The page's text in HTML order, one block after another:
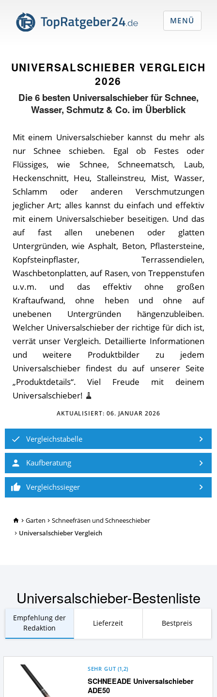
TopRatgeber24.de
Garten
Schneefräsen und Schneeschieber
Universalschieber Vergleich
UNIVERSALSCHIEBER VERGLEICH
2026
Die6 besten Universalschieber für Schnee,
Wasser, Schmutz & Co. im Überblick
Mit einem Universalschieber kannst du mehr als
nur Schnee schieben. Egal ob Festes oder
Flüssiges, wie Schnee, Schneematsch, Laub,
Heckenschnitt, Heu, Stalleinstreu, Mist, Wasser,
Schlamm oder anderen Verschmutzungen
jeglicher Art; alles kannst du einfach und effektiv
mit einem Universalschieber beseitigen. Und das
auf fast allen unebenen oder glatten
Untergründen, wie Asphalt, Beton, Pflastersteine,
Kopfsteinpflaster, Terrassendielen,
Waschbetonplatten, auf Rasen, von Treppenstufen
u.v.m. und das effektiv ohne großen
Kraftaufwand, ohne heben und ohne auf
unebenen Untergründen hängenzubleiben.
Welcher Universalschieber der richtige für dich ist,
verrät unser Vergleich. Detaillierte Informationen
und weitere Produktbilder zu jedem
Universalschieber findest du auf unserer Seite
„Produktdetails“. Viel Freude mit deinem
Universalschieber! 🧹
AKTUALISIERT: 06. JANUAR 2026
Vergleichstabelle
Kaufberatung
Vergleichssieger
Universalschieber-Bestenliste
Empfehlung der
Redaktion
Lieferzeit Bestpreis
SCHNEEADE Universalschieber
ADE50
SEHR GUT (1,2)
MENÜ